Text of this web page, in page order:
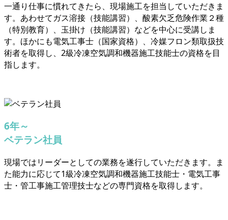
一通り仕事に慣れてきたら、現場施工を担当していただきま
す。あわせてガス溶接（技能講習）、酸素欠乏危険作業２種
（特別教育）、玉掛け（技能講習）などを中心に受講しま
す。ほかにも電気工事士（国家資格）、冷媒フロン類取扱技
術者を取得し、2級冷凍空気調和機器施工技能士の資格を目
指します。
6年～
ベテラン社員
現場ではリーダーとしての業務を遂行していただきます。ま
た能力に応じて1級冷凍空気調和機器施工技能士・電気工事
士・管工事施工管理技士などの専門資格を取得します。